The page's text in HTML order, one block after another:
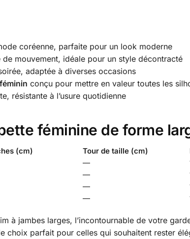
coréenne, parfaite pour un look moderne
mouvement, idéale pour un style décontracté
adaptée à diverses occasions
conçu pour mettre en valeur toutes les
résistante à l’usure quotidienne
féminine de forme
(cm) Tour de taille (cm)
—
—
—
—
à jambes larges, l’incontournable de votre
choix parfait pour celles qui souhaitent rester